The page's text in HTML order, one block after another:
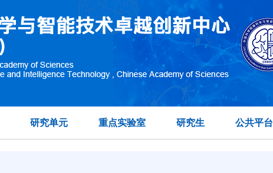
研究单元 重点实验室 研究生 公共平台